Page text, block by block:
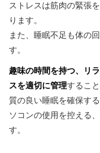
ストレスは筋肉の緊張
ります。
また、睡眠不足も体の
す。
趣味の時間を持つ、リ
スを適切に管理するこ
質の良い睡眠を確保す
ソコンの使用を控える
す。